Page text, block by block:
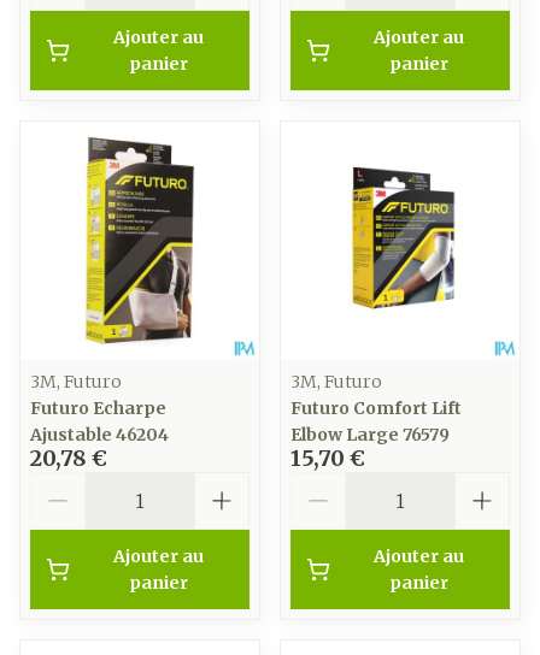
Ajouter au
panier
Ajouter au
panier
3M, Futuro
Futuro Echarpe
Ajustable 46204
20,78 €
Ajouter au
panier
3M, Futuro
Futuro Comfort Lift
Elbow Large 76579
15,70 €
Ajouter au
panier